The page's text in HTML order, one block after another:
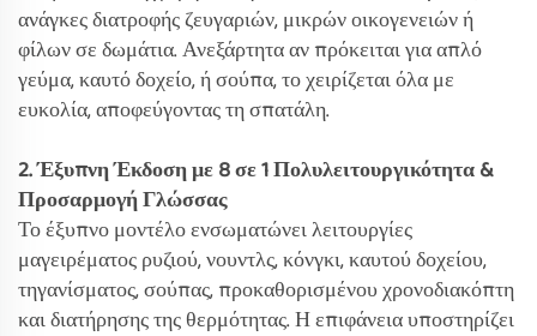
ανάγκες διατροφής ζευγαριών, μικρών οικογενειών ή
φίλων σε δωμάτια. Ανεξάρτητα αν πρόκειται για απλό
γεύμα, καυτό δοχείο, ή σούπα, το χειρίζεται όλα με
ευκολία, αποφεύγοντας τη σπατάλη.
2. Έξυπνη Έκδοση με 8 σε 1 Πολυλειτουργικότητα &
Προσαρμογή Γλώσσας
Το έξυπνο μοντέλο ενσωματώνει λειτουργίες
μαγειρέματος ρυζιού, νουντλς, κόνγκι, καυτού δοχείου,
τηγανίσματος, σούπας, προκαθορισμένου χρονοδιακόπτη
και διατήρησης της θερμότητας. Η επιφάνεια υποστηρίζει